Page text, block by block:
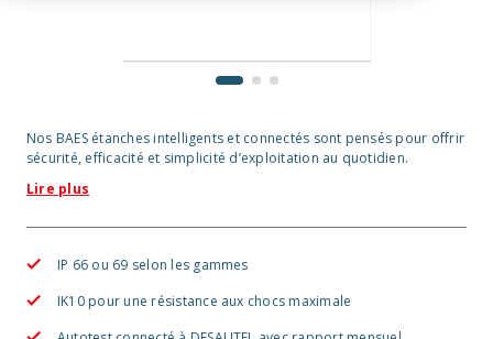
1 2 3
Nos BAES étanches intelligents et connectés sont pensés pour offrir
sécurité, efficacité et simplicité d’exploitation au quotidien.
Lire plus
IP 66 ou 69 selon les gammes
IK10 pour une résistance aux chocs maximale